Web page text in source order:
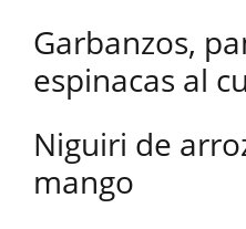
Garbanzos,
espinacas al
Niguiri de
mango